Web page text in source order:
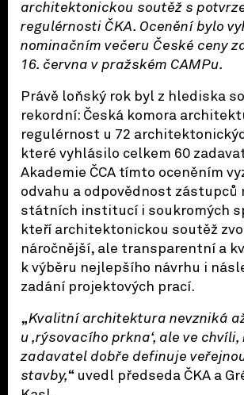
architektonickou soutěž s
regulérnosti ČKA. Ocenění bylo
nominačním večeru České ceny
16. června v pražském CAMPu.
Právě loňský rok byl z hlediska
rekordní: Česká komora
regulérnost u 72
které vyhlásilo celkem 60
Akademie ČCA tímto oceněním
odvahu a odpovědnost zástupců
státních institucí i soukromých
kteří architektonickou soutěž
náročnější, ale transparentní a
k výběru nejlepšího návrhu i
zadání projektových prací.
„Kvalitní architektura nevzniká
u ‚rýsovacího prkna‘, ale ve chvíli,
zadavatel dobře definuje
stavby,“ uvedl předseda ČKA a